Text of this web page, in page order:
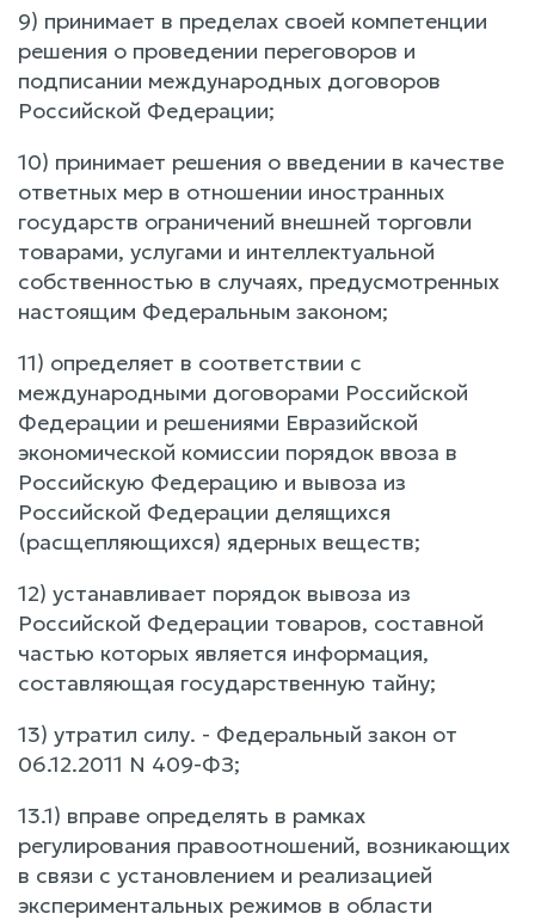
9) принимает в пределах своей компетенции
решения о проведении переговоров и
подписании международных договоров
Российской Федерации;
10) принимает решения о введении в качестве
ответных мер в отношении иностранных
государств ограничений внешней торговли
товарами, услугами и интеллектуальной
собственностью в случаях, предусмотренных
настоящим Федеральным законом;
11) определяет в соответствии с
международными договорами Российской
Федерации и решениями Евразийской
экономической комиссии порядок ввоза в
Российскую Федерацию и вывоза из
Российской Федерации делящихся
(расщепляющихся) ядерных веществ;
12) устанавливает порядок вывоза из
Российской Федерации товаров, составной
частью которых является информация,
составляющая государственную тайну;
13) утратил силу. - Федеральный закон от
06.12.2011 N 409-ФЗ;
13.1) вправе определять в рамках
регулирования правоотношений, возникающих
в связи с установлением и реализацией
экспериментальных режимов в области